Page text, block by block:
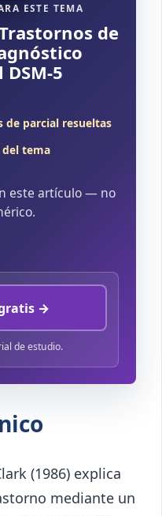
ESTE TEMA
de
5
de parcial resueltas
del tema
este artículo — no
→
de estudio.
(1986) explica
mediante un